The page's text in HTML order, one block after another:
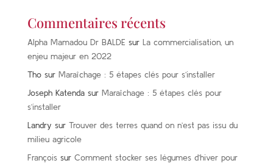
Commentaires récents
Alpha Mamadou Dr BALDE sur La commercialisation, un
enjeu majeur en 2022
Thosur Maraîchage : 5 étapes clés pour s’installer
Joseph Katendasur Maraîchage : 5 étapes clés pour
s’installer
Landry sur Trouver des terres quand on n’est pas issu du
milieu agricole
Françoissur Comment stocker ses légumes d’hiver pour